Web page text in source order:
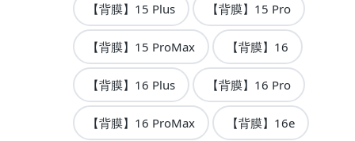
【背膜】15 Plus 【背膜】15 Pro
【背膜】15 ProMax 【背膜】16
【背膜】16 Plus 【背膜】16 Pro
【背膜】16 ProMax 【背膜】16e